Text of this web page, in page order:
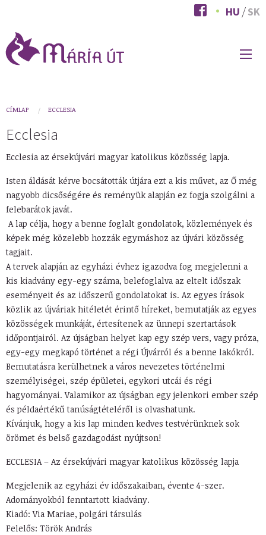
tartalomra
HU SK
You
are
CÍMLAP ECCLESIA
Ecclesia
Ecclesia az érsekújvári magyar katolikus közösség lapja.
Isten áldását kérve bocsátották útjára ezt a kis művet, az Ő még
nagyobb dicsőségére és reményük alapján ez fogja szolgálni a
felebarátok javát.
A lap célja, hogy a benne foglalt gondolatok, közlemények és
képek még közelebb hozzák egymáshoz az újvári közösség
tagjait.
A tervek alapján az egyházi évhez igazodva fog megjelenni a
kis kiadvány egy-egy száma, belefoglalva az eltelt időszak
eseményeit és az időszerű gondolatokat is. Az egyes írások
közlik az újváriak hitéletét érintő híreket, bemutatják az egyes
közösségek munkáját, értesítenek az ünnepi szertartások
időpontjairól. Az újságban helyet kap egy szép vers, vagy próza,
egy-egy megkapó történet a régi Újvárról és a benne lakókról.
Bemutatásra kerülhetnek a város nevezetes történelmi
személyiségei, szép épületei, egykori utcái és régi
hagyományai. Valamikor az újságban egy jelenkori ember szép
és példaértékű tanúságtételéről is olvashatunk.
Kívánjuk, hogy a kis lap minden kedves testvérünknek sok
örömet és belső gazdagodást nyújtson!
ECCLESIA – Az érsekújvári magyar katolikus közösség lapja
Megjelenik az egyházi év időszakaiban, évente 4-szer.
Adományokból fenntartott kiadvány.
Kiadó: Via Mariae, polgári társulás
Felelős: Török András